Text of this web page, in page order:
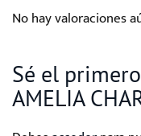
No hay valoraciones
Sé el
AMELIA